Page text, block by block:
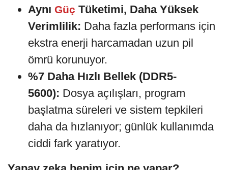
Aynı Güç Tüketimi, Daha Yüksek
Verimlilik: Daha fazla performans için
ekstra enerji harcamadan uzun pil
ömrü korunuyor.
%7 Daha Hızlı Bellek (DDR5-
5600): Dosya açılışları, program
başlatma süreleri ve sistem tepkileri
daha da hızlanıyor; günlük kullanımda
ciddi fark yaratıyor.